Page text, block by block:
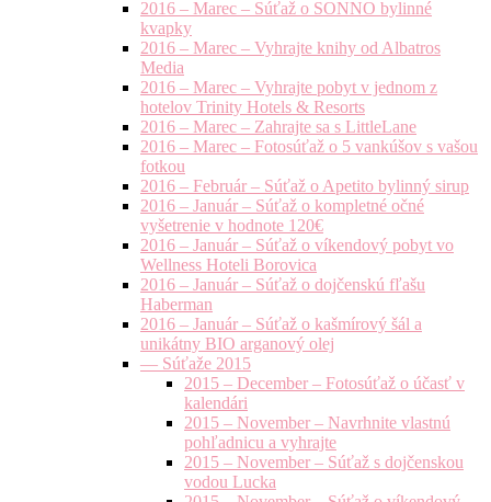
2016 – Marec – Súťaž o SONNO bylinné
kvapky
2016 – Marec – Vyhrajte knihy od Albatros
Media
2016 – Marec – Vyhrajte pobyt v jednom z
hotelov Trinity Hotels & Resorts
2016 – Marec – Zahrajte sa s LittleLane
2016 – Marec – Fotosúťaž o 5 vankúšov s vašou
fotkou
2016 – Február – Súťaž o Apetito bylinný sirup
2016 – Január – Súťaž o kompletné očné
vyšetrenie v hodnote 120€
2016 – Január – Súťaž o víkendový pobyt vo
Wellness Hoteli Borovica
2016 – Január – Súťaž o dojčenskú fľašu
Haberman
2016 – Január – Súťaž o kašmírový šál a
unikátny BIO arganový olej
— Súťaže 2015
2015 – December – Fotosúťaž o účasť v
kalendári
2015 – November – Navrhnite vlastnú
pohľadnicu a vyhrajte
2015 – November – Súťaž s dojčenskou
vodou Lucka